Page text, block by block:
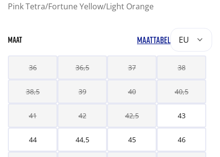
Pink Tetra/Fortune Yellow/Light Orange
MAAT MAATTABEL EU
36 36,5 37 38
38,5 39 40 40,5
41 42 42,5 43
44 44,5 45 46